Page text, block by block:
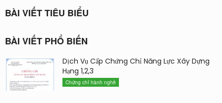
BÀI VIẾT TIÊU BIỂU
BÀI VIẾT PHỔ BIẾN
Dịch Vụ Cấp Chứng Chỉ Năng Lực Xây Dựng
Hạng 1,2,3
Chứng chỉ hành nghề